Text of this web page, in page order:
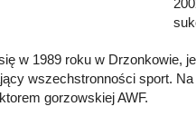
w 1989 roku w Drzonkowie,
wszechstronności sport.
gorzowskiej AWF.